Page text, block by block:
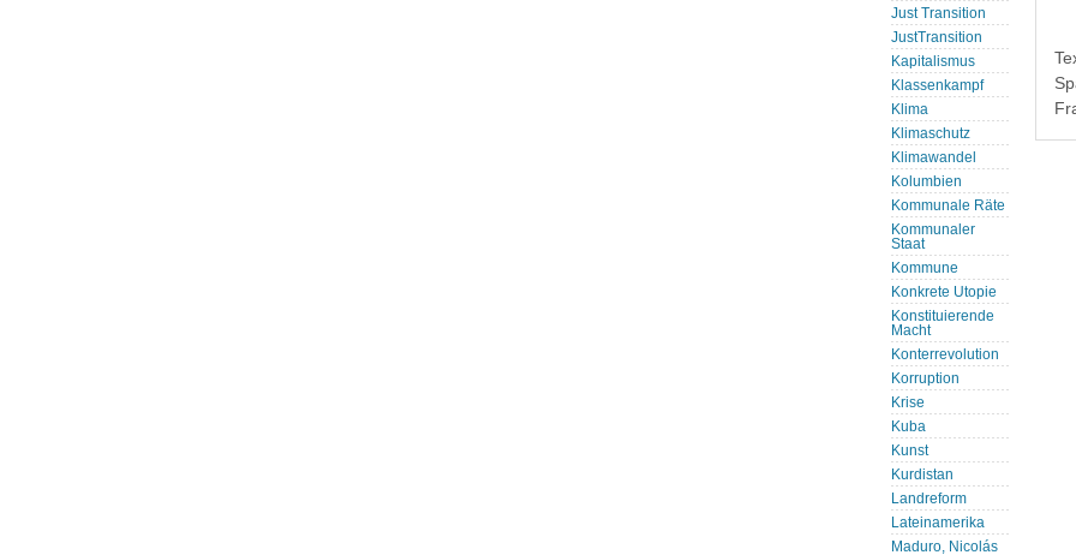
Just Transition
JustTransition
Kapitalismus
Klassenkampf
Klima
Klimaschutz
Klimawandel
Kolumbien
Kommunale Räte
Kommunaler
Staat
Kommune
Konkrete Utopie
Konstituierende
Macht
Konterrevolution
Korruption
Krise
Kuba
Kunst
Kurdistan
Landreform
Lateinamerika
Maduro, Nicolás